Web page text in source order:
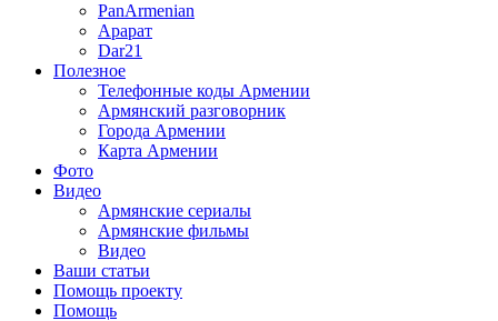
PanArmenian
Арарат
Dar21
Полезное
Телефонные коды Армении
Армянский разговорник
Города Армении
Карта Армении
Фото
Видео
Армянские сериалы
Армянские фильмы
Видео
Ваши статьи
Помощь проекту
Помощь